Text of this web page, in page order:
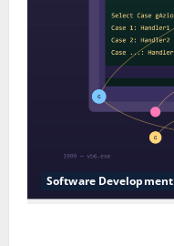
Software Development